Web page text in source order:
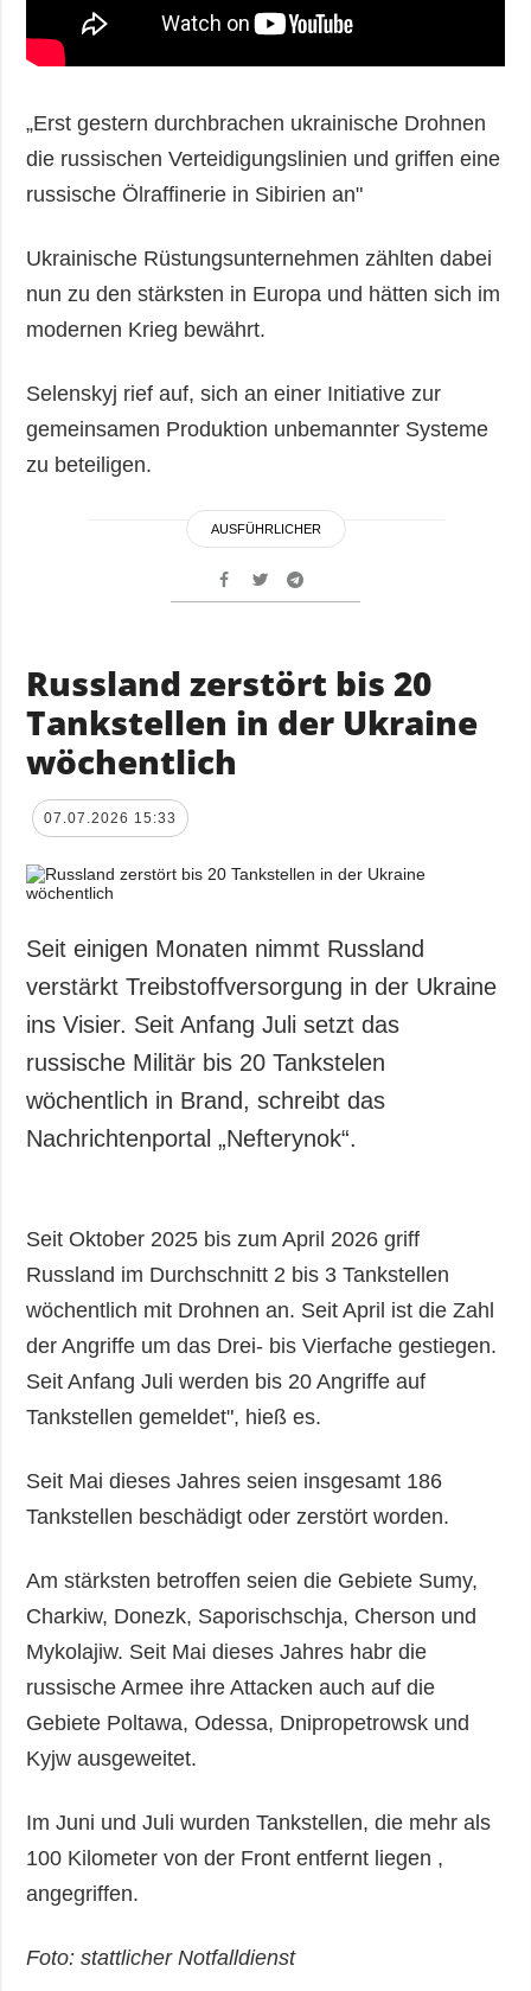
„Erst gestern durchbrachen ukrainische Drohnen
die russischen Verteidigungslinien und griffen eine
russische Ölraffinerie in Sibirien an"
Ukrainische Rüstungsunternehmen zählten dabei
nun zu den stärksten in Europa und hätten sich im
modernen Krieg bewährt.
Selenskyj rief auf, sich an einer Initiative zur
gemeinsamen Produktion unbemannter Systeme
zu beteiligen.
AUSFÜHRLICHER
Russland zerstört bis 20
Tankstellen in der Ukraine
wöchentlich
07.07.2026 15:33
Seit einigen Monaten nimmt Russland
verstärkt Treibstoffversorgung in der Ukraine
ins Visier. Seit Anfang Juli setzt das
russische Militär bis 20 Tankstelen
wöchentlich in Brand, schreibt das
Nachrichtenportal „Nefterynok“.
Seit Oktober 2025 bis zum April 2026 griff
Russland im Durchschnitt 2 bis 3 Tankstellen
wöchentlich mit Drohnen an. Seit April ist die Zahl
der Angriffe um das Drei- bis Vierfache gestiegen.
Seit Anfang Juli werden bis 20 Angriffe auf
Tankstellen gemeldet", hieß es.
Seit Mai dieses Jahres seien insgesamt 186
Tankstellen beschädigt oder zerstört worden.
Am stärksten betroffen seien die Gebiete Sumy,
Charkiw, Donezk, Saporischschja, Cherson und
Mykolajiw. Seit Mai dieses Jahres habr die
russische Armee ihre Attacken auch auf die
Gebiete Poltawa, Odessa, Dnipropetrowsk und
Kyjw ausgeweitet.
Im Juni und Juli wurden Tankstellen, die mehr als
100 Kilometer von der Front entfernt liegen ,
angegriffen.
Foto: stattlicher Notfalldienst